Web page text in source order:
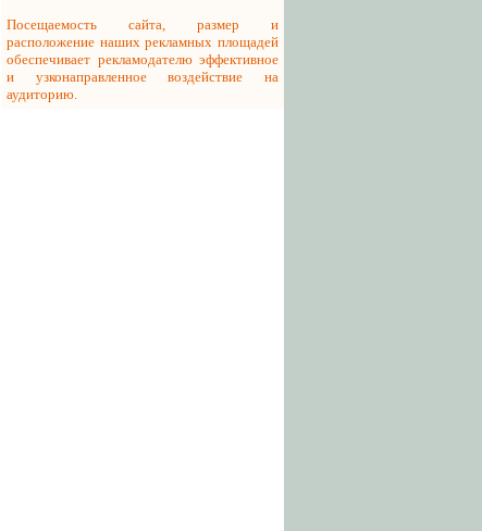
Посещаемость сайта, размер и
расположение наших рекламных площадей
обеспечивает рекламодателю эффективное
и узконаправленное воздействие на
аудиторию.